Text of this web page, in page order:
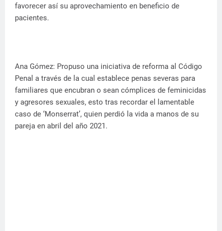
favorecer así su aprovechamiento en beneficio de
pacientes.
Ana Gómez: Propuso una iniciativa de reforma al Código
Penal a través de la cual establece penas severas para
familiares que encubran o sean cómplices de feminicidas
y agresores sexuales, esto tras recordar el lamentable
caso de ‘Monserrat’, quien perdió la vida a manos de su
pareja en abril del año 2021.